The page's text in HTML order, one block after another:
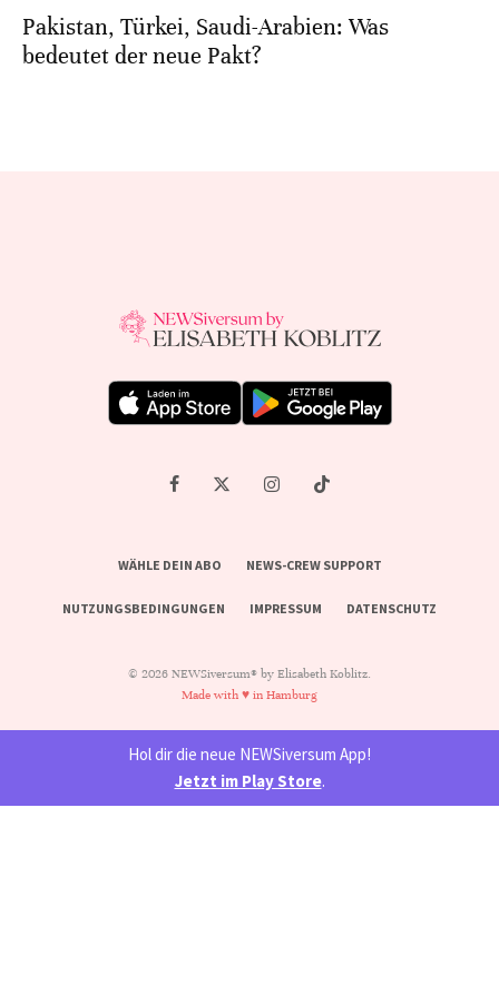
Pakistan, Türkei, Saudi-Arabien: Was
bedeutet der neue Pakt?
WÄHLE DEIN ABO NEWS-CREW SUPPORT
NUTZUNGSBEDINGUNGEN IMPRESSUM DATENSCHUTZ
© 2026 NEWSiversum® by Elisabeth Koblitz.
Made with ♥ in Hamburg
Hol dir die neue NEWSiversum App!
Jetzt im Play Store.